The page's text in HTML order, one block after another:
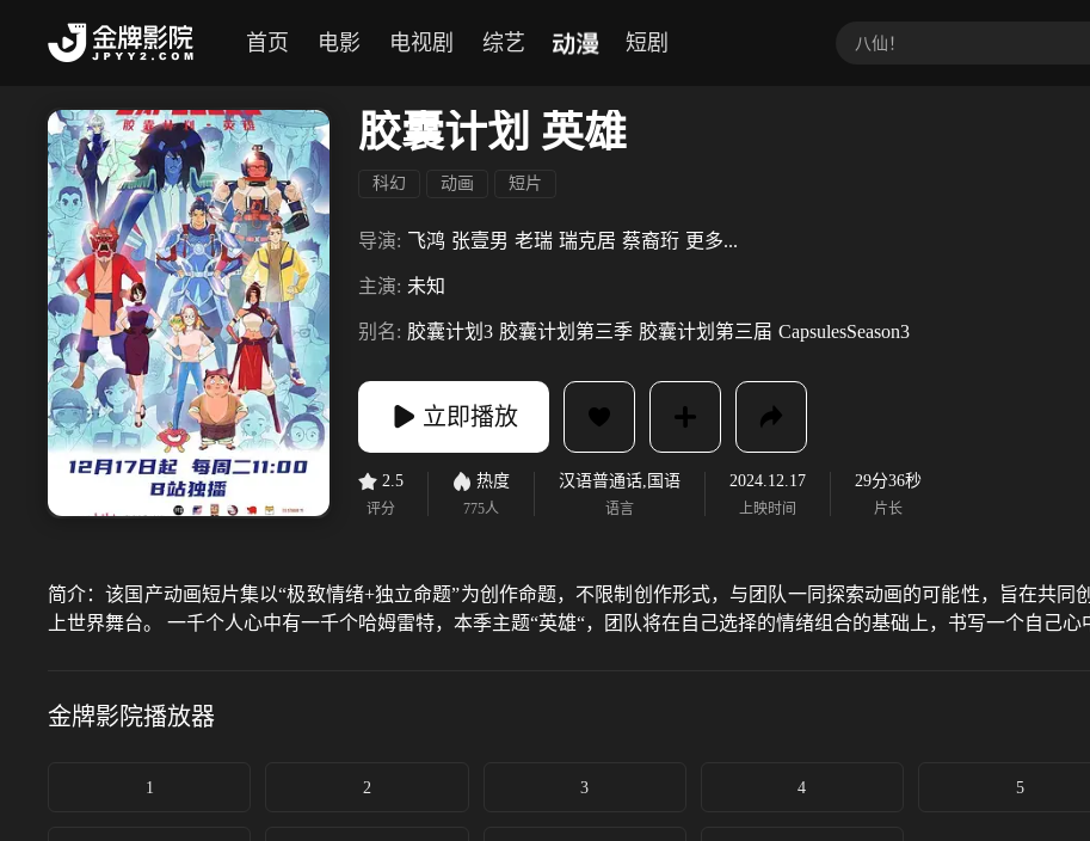
首页 电影 电视剧 综艺 动漫 短剧
胶囊计划 英雄
科幻 动画 短片
导演: 飞鸿 张壹男 老瑞 瑞克居 蔡裔珩 更多...
主演: 未知
别名: 胶囊计划3 胶囊计划第三季 胶囊计划第三届 CapsulesSeason3
立即播放
2.5
评分
热度
775人
汉语普通话,国语
语言
2024.12.17
上映时间
29分36秒
片长
简介：该国产动画短片集以“极致情绪+独立命题”为创作命题，不限制创作形式，与团队一同探索动画的可能性，旨在共
上世界舞台。 一千个人心中有一千个哈姆雷特，本季主题“英雄“，团队将在自己选择的情绪组合的基础上，书写一个自己心
金牌影院播放器
1 2 3 4 5